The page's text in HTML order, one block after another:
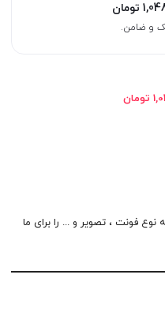
تومان
نوع فونت ، تصویر و ... را برای ما